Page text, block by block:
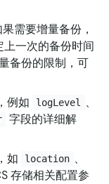
需要增量备份，
上一次的备份时间
备份的限制，可
例如 logLevel 、
字段的详细解
如 location 、
存储相关配置参